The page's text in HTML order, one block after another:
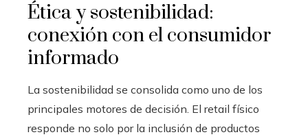
Ética y sostenibilidad:
conexión con el consumidor
informado
La sostenibilidad se consolida como uno de los
principales motores de decisión. El retail físico
responde no solo por la inclusión de productos